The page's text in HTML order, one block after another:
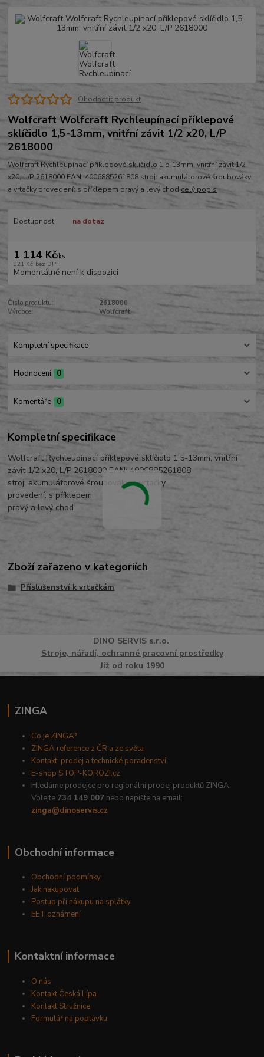
Ohodnotit produkt
Wolfcraft Wolfcraft Rychleupínací příklepové
sklíčidlo 1,5-13mm, vnitřní závit 1/2 x20, L/P
2618000
Wolfcraft Rychleupínací příklepové sklíčidlo 1,5-13mm, vnitřní závit 1/2
x20, L/P 2618000 EAN: 4006885261808 stroj: akumulátorové šroubováky
a vrtačky provedení: s příklepem pravý a levý chodcelý popis
Dostupnost na dotaz
1 114 Kč/ks
921 Kč bez DPH
Momentálně není k dispozici
Číslo produktu:
2618000
Výrobce:
Wolfcraft
Kompletní specifikace
Hodnocení 0
Komentáře 0
Kompletní specifikace
Wolfcraft Rychleupínací příklepové sklíčidlo 1,5-13mm, vnitřní
závit 1/2 x20, L/P 2618000 EAN: 4006885261808
stroj: akumulátorové šroubováky a vrtačky
provedení: s příklepem
pravý a levý chod
Zboží zařazeno v kategoriích
Příslušenství k vrtačkám
DINO SERVISs.r.o.
Stroje, nářadí, ochranné pracovní prostředky
Již od roku 1990
ZINGA
Co je ZINGA?
ZINGA reference z ČR a ze světa
Kontakt: prodej a technické poradenství
E-shop STOP-KOROZI.cz
Hledáme prodejce pro regionální prodej produktů ZINGA.
Volejte 734 149 007 nebo napište na email:
zinga@dinoservis.cz
Obchodní informace
Obchodní podmínky
Jak nakupovat
Postup při nákupu na splátky
EET oznámení
Kontaktní informace
O nás
Kontakt Česká Lípa
Kontakt Stružnice
Formulář na poptávku